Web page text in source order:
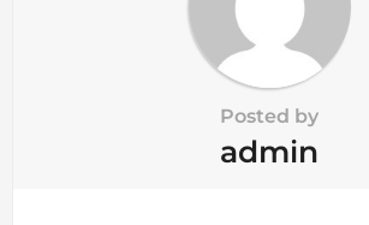
Posted by
admin